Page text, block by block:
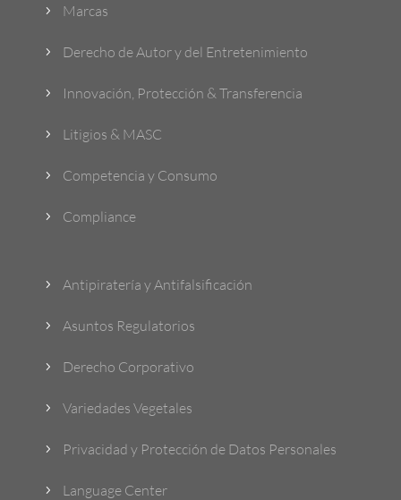
5 Marcas
5 Derecho de Autor y del Entretenimiento
5 Innovación, Protección & Transferencia
5 Litigios & MASC
5 Competencia y Consumo
5 Compliance
5 Antipiratería y Antifalsificación
5 Asuntos Regulatorios
5 Derecho Corporativo
5 Variedades Vegetales
5 Privacidad y Protección de Datos Personales
5 Language Center